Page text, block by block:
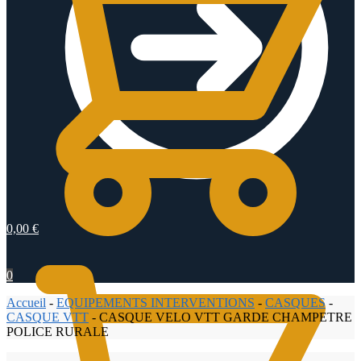
0,00 €
0
Accueil - EQUIPEMENTS INTERVENTIONS - CASQUES -
CASQUE VTT - CASQUE VELO VTT GARDE CHAMPETRE
POLICE RURALE